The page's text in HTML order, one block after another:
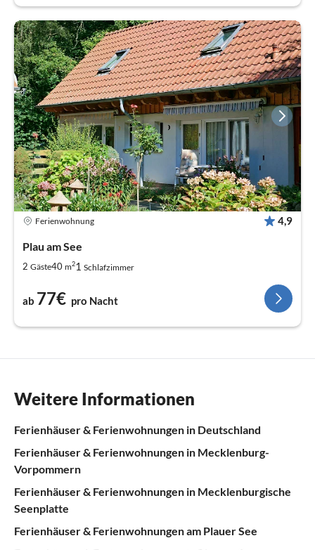
Ferienwohnung 4,9
Plau am See
2 Gäste40 m21 Schlafzimmer
ab 77€ pro Nacht
Weitere Informationen
Ferienhäuser & Ferienwohnungen in Deutschland
Ferienhäuser & Ferienwohnungen in Mecklenburg-
Vorpommern
Ferienhäuser & Ferienwohnungen in Mecklenburgische
Seenplatte
Ferienhäuser & Ferienwohnungen am Plauer See